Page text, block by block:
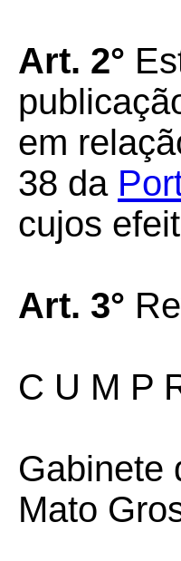
Art. 2°
em
38 da
cujos
Art. 3°
C U M P
Gabinete
Mato